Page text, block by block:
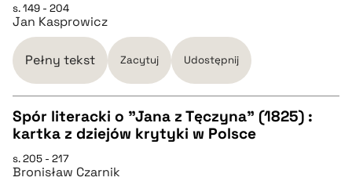
CZYSTY TEKST
pobierz cytat
BIBTEX
s. 149 - 204
Jan Kasprowicz
Pełny tekst Zacytuj Udostępnij
CZYSTY TEKST
Spór literacki o "Jana z Tęczyna" (1825) :
kartka z dziejów krytyki w Polsce
s. 205 - 217
Bronisław Czarnik